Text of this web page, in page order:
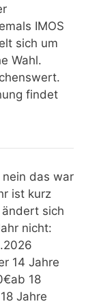
IMOS
sich um
Wahl.
findet
das war
ist kurz
sich
nicht:
14 Jahre
18
Jahre